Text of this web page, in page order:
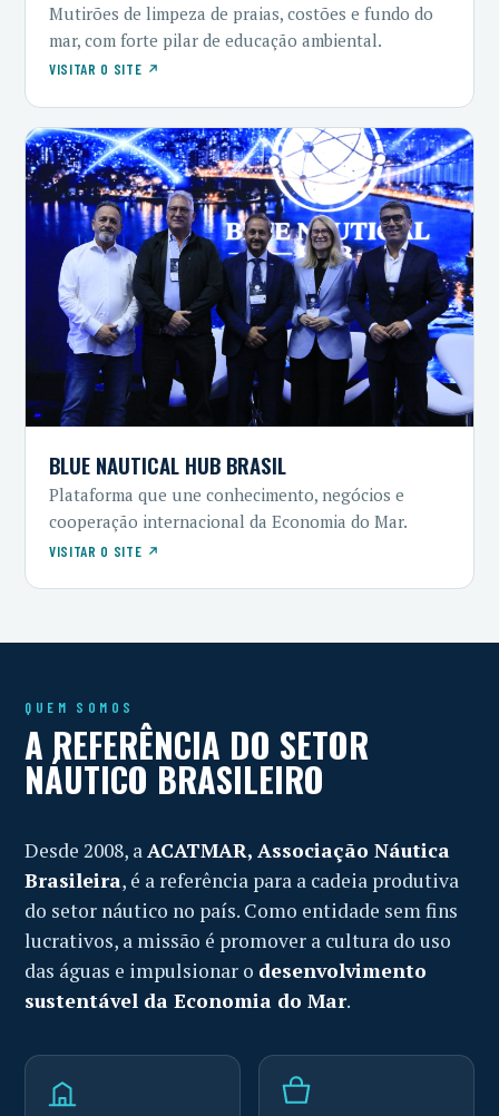
Mutirões de limpeza de praias, costões e fundo do
mar, com forte pilar de educação ambiental.
VISITAR O SITE
BLUE NAUTICAL HUB BRASIL
Plataforma que une conhecimento, negócios e
cooperação internacional da Economia do Mar.
VISITAR O SITE
QUEM SOMOS
A REFERÊNCIA DO SETOR
NÁUTICO BRASILEIRO
Desde 2008, aACATMAR, Associação Náutica
Brasileira, é a referência para a cadeia produtiva
do setor náutico no país. Como entidade sem fins
lucrativos, a missão é promover a cultura do uso
das águas e impulsionar o desenvolvimento
sustentável da Economia do Mar.